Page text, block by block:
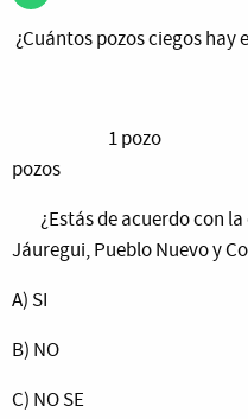
¿Cuántos pozos ciegos hay
1 pozo 2
pozos
¿Estás de acuerdo con la
Jáuregui, Pueblo Nuevo y
A) SI
B) NO
C) NO SE